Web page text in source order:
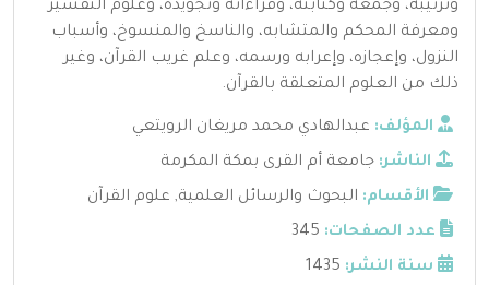
وترتيبه، وجمعه وكتابته، وقراءاته وتجويده، وعلوم التفسير
ومعرفة المحكم والمتشابه، والناسخ والمنسوخ، وأسباب
النزول، وإعجازه، وإعرابه ورسمه، وعلم غريب القرآن، وغير
ذلك من العلوم المتعلقة بالقرآن.
المؤلف: عبدالهادي محمد مريغان الرويتعي
الناشر: جامعة أم القرى بمكة المكرمة
الأقسام: البحوث والرسائل العلمية, علوم القرآن
عدد الصفحات: 345
سنة النشر: 1435